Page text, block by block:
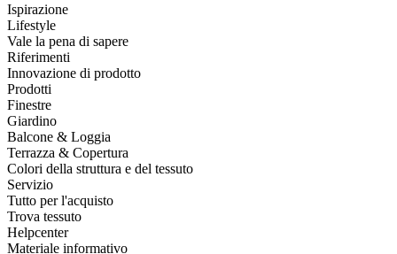
Ispirazione
Lifestyle
Vale la pena di sapere
Riferimenti
Innovazione di prodotto
Prodotti
Finestre
Giardino
Balcone & Loggia
Terrazza & Copertura
Colori della struttura e del tessuto
Servizio
Tutto per l'acquisto
Trova tessuto
Helpcenter
Materiale informativo